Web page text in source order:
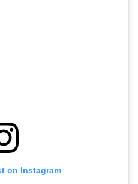
on Instagram